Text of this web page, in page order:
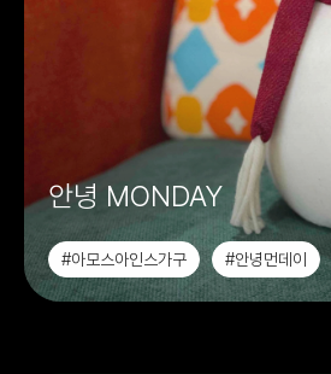
안녕 MONDAY
#아모스아인스가구
#안녕먼데이
#안녕MONDAY
#가구디자인